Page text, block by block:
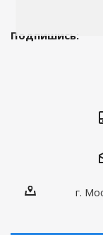
Подпишись:
г.